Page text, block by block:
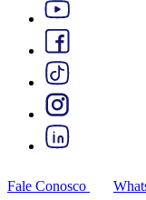
Fale Conosco